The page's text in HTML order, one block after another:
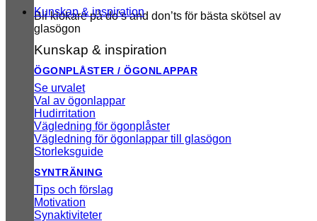
Bli klokare på do’s and don’ts för bästa skötsel av
glasögon
Kunskap & inspiration
Kunskap & inspiration
ÖGONPLÅSTER / ÖGONLAPPAR
Se urvalet
Val av ögonlappar
Hudirritation
Vägledning för ögonplåster
Vägledning för ögonlappar till glasögon
Storleksguide
SYNTRÄNING
Tips och förslag
Motivation
Synaktiviteter